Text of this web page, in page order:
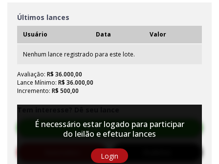
Últimos lances
Usuário Data Valor
Nenhum lance registrado para este lote.
Avaliação: R$ 36.000,00
Lance Mínimo: R$ 36.000,00
Incremento: R$ 500,00
Efetuar Lance
É necessário estar logado para participar
do leilão e efetuar lances
Login